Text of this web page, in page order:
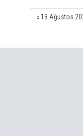
« 13 Ağustos